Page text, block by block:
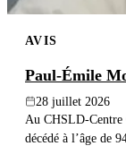
AVIS
Paul-Émile
28 juillet 2026
Au CHSLD-
décédé à l’âge de